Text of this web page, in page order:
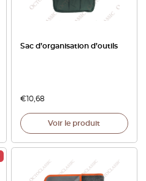
Sac d’organisation d’outils
€10,68
Voir le produit